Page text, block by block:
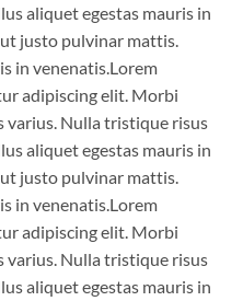
aliquet egestas mauris in
justo pulvinar mattis.
in venenatis.Lorem
adipiscing elit. Morbi
Nulla tristique risus
aliquet egestas mauris in
justo pulvinar mattis.
in venenatis.Lorem
adipiscing elit. Morbi
Nulla tristique risus
aliquet egestas mauris in